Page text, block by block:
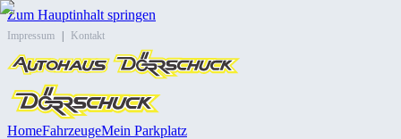
Zum Hauptinhalt springen
Impressum Kontakt
HomeFahrzeugeMein Parkplatz